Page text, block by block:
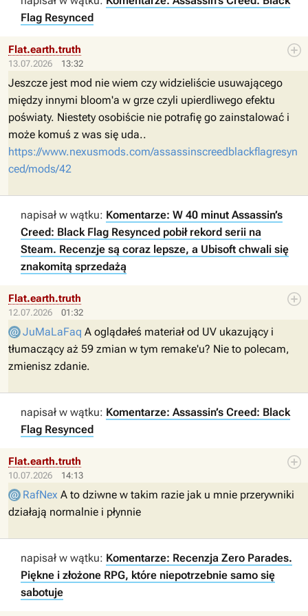
Flag Resynced
13.07.2026 13:32
Flat.earth.truth
Jeszcze jest mod nie wiem czy widzieliście usuwającego
między innymi bloom'a w grze czyli upierdliwego efektu
poświaty. Niestety osobiście nie potrafię go zainstalować i
może komuś z was się uda..
https://www.nexusmods.com/assassinscreedblackflagresyn
ced/mods/42
napisał w wątku: Komentarze: W 40 minut Assassin’s
Creed: Black Flag Resynced pobił rekord serii na
Steam. Recenzje są coraz lepsze, a Ubisoft chwali się
znakomitą sprzedażą
12.07.2026 01:32
Flat.earth.truth
JuMaLaFaq A oglądałeś materiał od UV ukazujący i
tłumaczący aż 59 zmian w tym remake'u? Nie to polecam,
zmienisz zdanie.
napisał w wątku: Komentarze: Assassin’s Creed: Black
Flag Resynced
10.07.2026 14:13
Flat.earth.truth
RafNex A to dziwne w takim razie jak u mnie przerywniki
działają normalnie i płynnie
napisał w wątku: Komentarze: Recenzja Zero Parades.
Piękne i złożone RPG, które niepotrzebnie samo się
sabotuje